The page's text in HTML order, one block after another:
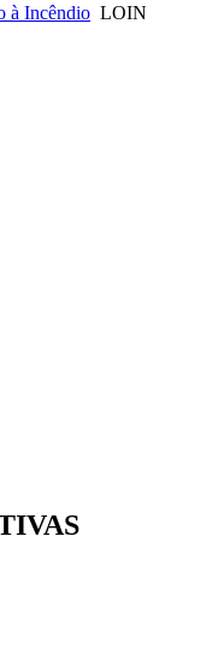
à Incêndio LOIN